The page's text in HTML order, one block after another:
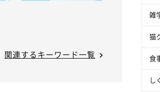
関連するキーワード一覧
雑
猫
食
し